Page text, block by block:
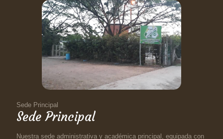
Sede Principal
Sede Principal
Nuestra sede administrativa y académica principal, equipada con